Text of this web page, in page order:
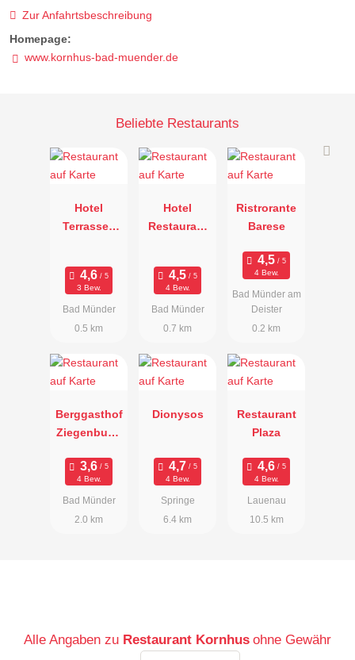
Zur Anfahrtsbeschreibung
Homepage:
www.kornhus-bad-muender.de
Beliebte Restaurants
Hotel
Terrassen
3 Bew.
Bad Münder
0.5 km
Hotel
Restaurant
4 Bew.
Bad Münder
0.7 km
Ristrorante
Barese
4 Bew.
Bad Münder am
Deister
0.2 km
Berggasthof
Ziegenbuch
4 Bew.
Bad Münder
2.0 km
Dionysos
4 Bew.
Springe
6.4 km
Restaurant
Plaza
4 Bew.
Lauenau
10.5 km
Alle Angaben zu Restaurant Kornhus ohne Gewähr